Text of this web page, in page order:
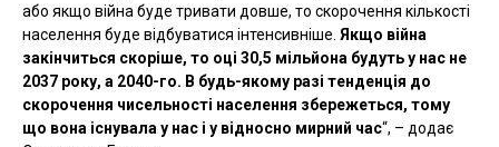
або якщо війна буде тривати довше, то скорочення кількості
населення буде відбуватися інтенсивніше. Якщо війна
закінчиться скоріше, то оці 30,5 мільйона будуть у нас не
2037 року, а 2040-го. В будь-якому разі тенденція до
скорочення чисельності населення збережеться, тому
що вона існувала у нас і у відносно мирний час“, – додає